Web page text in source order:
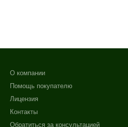
О компании
Помощь покупателю
Лицензия
Контакты
Обратиться за консультацией